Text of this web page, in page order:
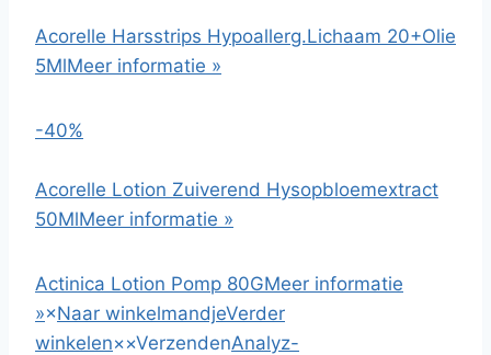
Acorelle Harsstrips Hypoallerg.Lichaam 20+Olie
5MlMeer informatie »
-40%
Acorelle Lotion Zuiverend Hysopbloemextract
50MlMeer informatie »
Actinica Lotion Pomp 80GMeer informatie
»×Naar winkelmandjeVerder
winkelen××VerzendenAnalyz-